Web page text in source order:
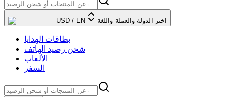
USD / EN اختر الدولة والعملة واللغة
بطاقات الهدايا
شحن رصيد الهاتف
الألعاب
السفر